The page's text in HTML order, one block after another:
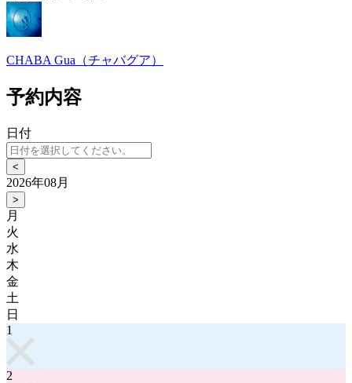
CHABA Gua（チャバグア）
予約内容
日付
<
2026年08月
>
月
火
水
木
金
土
日
1
2